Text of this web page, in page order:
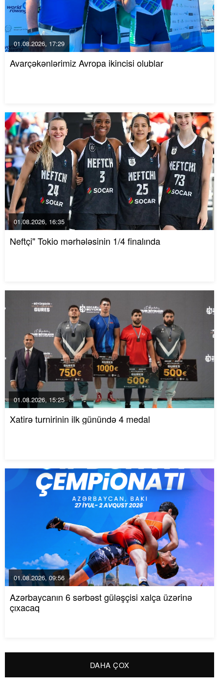
01.08.2026, 17:29
Avarçəkənlərimiz Avropa ikincisi olublar
01.08.2026, 16:35
Neftçi" Tokio mərhələsinin 1/4 finalında
01.08.2026, 15:25
Xatirə turnirinin ilk günündə 4 medal
01.08.2026, 09:56
Azərbaycanın 6 sərbəst güləşçisi xalça üzərinə
çıxacaq
DAHA ÇOX